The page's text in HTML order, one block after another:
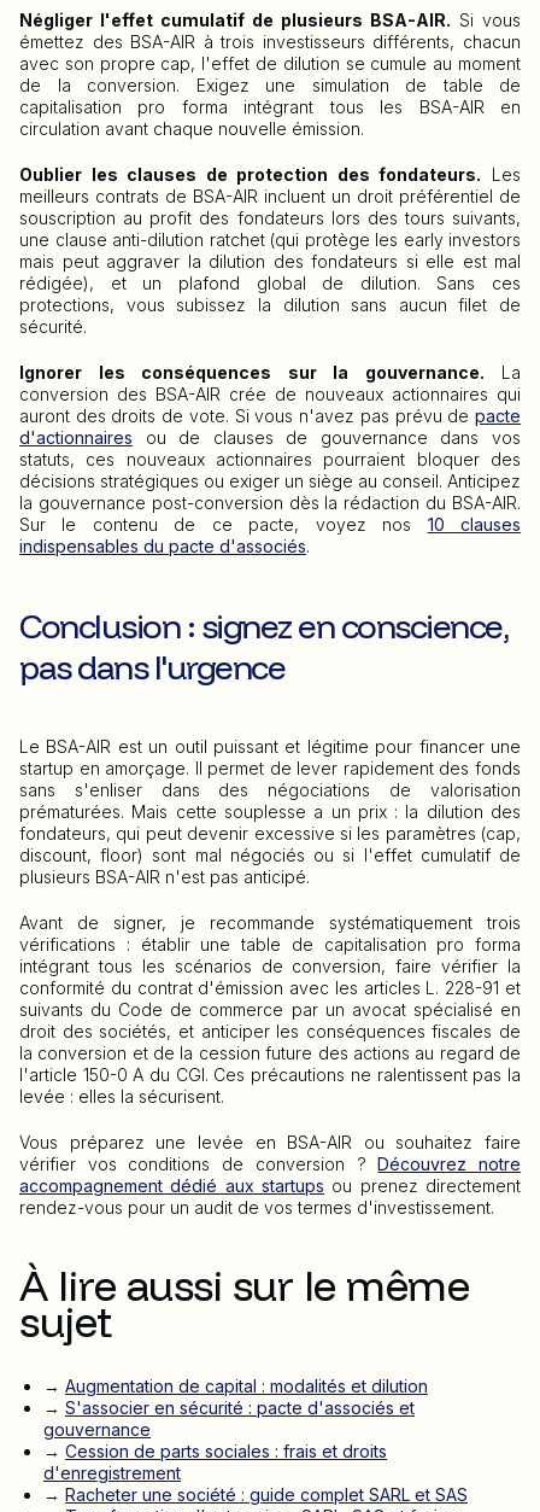
Négliger l'effet cumulatif de plusieurs BSA-AIR. Si vous
émettez des BSA-AIR à trois investisseurs différents, chacun
avec son propre cap, l'effet de dilution se cumule au moment
de la conversion. Exigez une simulation de table de
capitalisation pro forma intégrant tous les BSA-AIR en
circulation avant chaque nouvelle émission.
Oublier les clauses de protection des fondateurs. Les
meilleurs contrats de BSA-AIR incluent un droit préférentiel de
souscription au profit des fondateurs lors des tours suivants,
une clause anti-dilution ratchet (qui protège les early investors
mais peut aggraver la dilution des fondateurs si elle est mal
rédigée), et un plafond global de dilution. Sans ces
protections, vous subissez la dilution sans aucun filet de
sécurité.
Ignorer les conséquences sur la gouvernance. La
conversion des BSA-AIR crée de nouveaux actionnaires qui
auront des droits de vote. Si vous n'avez pas prévu de pacte
d'actionnaires ou de clauses de gouvernance dans vos
statuts, ces nouveaux actionnaires pourraient bloquer des
décisions stratégiques ou exiger un siège au conseil. Anticipez
la gouvernance post-conversion dès la rédaction du BSA-AIR.
Sur le contenu de ce pacte, voyez nos 10 clauses
indispensables du pacte d'associés.
Conclusion : signez en conscience,
pas dans l'urgence
Le BSA-AIR est un outil puissant et légitime pour financer une
startup en amorçage. Il permet de lever rapidement des fonds
sans s'enliser dans des négociations de valorisation
prématurées. Mais cette souplesse a un prix : la dilution des
fondateurs, qui peut devenir excessive si les paramètres (cap,
discount, floor) sont mal négociés ou si l'effet cumulatif de
plusieurs BSA-AIR n'est pas anticipé.
Avant de signer, je recommande systématiquement trois
vérifications : établir une table de capitalisation pro forma
intégrant tous les scénarios de conversion, faire vérifier la
conformité du contrat d'émission avec les articles L. 228-91 et
suivants du Code de commerce par un avocat spécialisé en
droit des sociétés, et anticiper les conséquences fiscales de
la conversion et de la cession future des actions au regard de
l'article 150-0 A du CGI. Ces précautions ne ralentissent pas la
levée : elles la sécurisent.
Vous préparez une levée en BSA-AIR ou souhaitez faire
vérifier vos conditions de conversion ?Découvrez notre
accompagnement dédié aux startups ou prenez directement
rendez-vous pour un audit de vos termes d'investissement.
À lire aussi sur le même
sujet
→ Augmentation de capital : modalités et dilution
→ S'associer en sécurité : pacte d'associés et
gouvernance
→ Cession de parts sociales : frais et droits
d'enregistrement
→ Racheter une société : guide complet SARL et SAS